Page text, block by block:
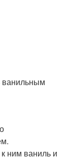
ванильным
ним ваниль и